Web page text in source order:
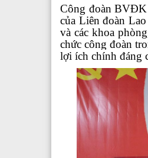
Công đoàn BVĐK
của Liên đoàn
và các khoa
chức công đoàn
lợi ích chính đáng